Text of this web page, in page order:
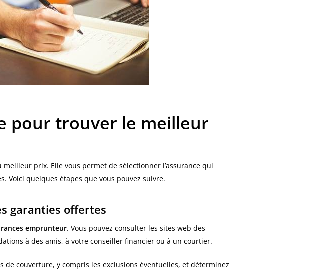
pour trouver le meilleur
prix. Elle vous permet de sélectionner l’assurance qui
Voici quelques étapes que vous pouvez suivre.
garanties offertes
emprunteur. Vous pouvez consulter les sites web des
à des amis, à votre conseiller financier ou à un courtier.
couverture, y compris les exclusions éventuelles, et déterminez